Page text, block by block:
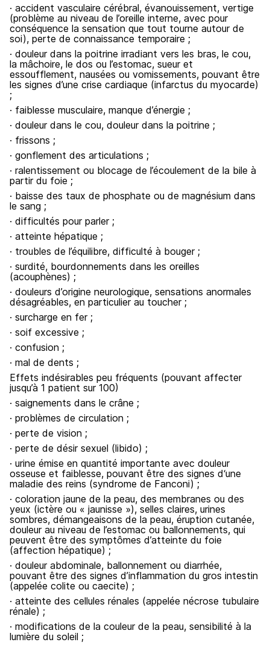
· accident vasculaire cérébral, évanouissement, vertige
(problème au niveau de l’oreille interne, avec pour
conséquence la sensation que tout tourne autour de
soi), perte de connaissance temporaire ;
· douleur dans la poitrine irradiant vers les bras, le cou,
la mâchoire, le dos ou l’estomac, sueur et
essoufflement, nausées ou vomissements, pouvant être
les signes d’une crise cardiaque (infarctus du myocarde)
;
· faiblesse musculaire, manque d’énergie ;
· douleur dans le cou, douleur dans la poitrine ;
· frissons ;
· gonflement des articulations ;
· ralentissement ou blocage de l’écoulement de la bile à
partir du foie ;
· baisse des taux de phosphate ou de magnésium dans
le sang ;
· difficultés pour parler ;
· atteinte hépatique ;
· troubles de l’équilibre, difficulté à bouger ;
· surdité, bourdonnements dans les oreilles
(acouphènes) ;
· douleurs d’origine neurologique, sensations anormales
désagréables, en particulier au toucher ;
· surcharge en fer ;
· soif excessive ;
· confusion ;
· mal de dents ;
Effets indésirables peu fréquents (pouvant affecter
jusqu’à 1 patient sur 100)
· saignements dans le crâne ;
· problèmes de circulation ;
· perte de vision ;
· perte de désir sexuel (libido) ;
· urine émise en quantité importante avec douleur
osseuse et faiblesse, pouvant être des signes d‘une
maladie des reins (syndrome de Fanconi) ;
· coloration jaune de la peau, des membranes ou des
yeux (ictère ou « jaunisse »), selles claires, urines
sombres, démangeaisons de la peau, éruption cutanée,
douleur au niveau de l’estomac ou ballonnements, qui
peuvent être des symptômes d’atteinte du foie
(affection hépatique) ;
· douleur abdominale, ballonnement ou diarrhée,
pouvant être des signes d’inflammation du gros intestin
(appelée colite ou caecite) ;
· atteinte des cellules rénales (appelée nécrose tubulaire
rénale) ;
· modifications de la couleur de la peau, sensibilité à la
lumière du soleil ;